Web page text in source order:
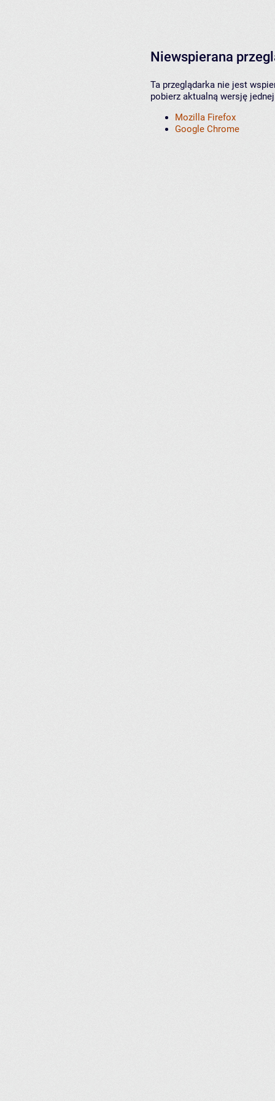
Niewspierana
Ta przeglądarka nie jest
pobierz aktualną wersję
Mozilla Firefox
Google Chrome